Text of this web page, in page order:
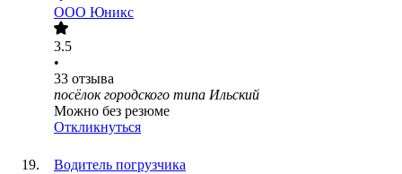
ООО Юникс
3.5
•
33 отзыва
посёлок городского типа Ильский
Можно без резюме
Откликнуться
Водитель погрузчика